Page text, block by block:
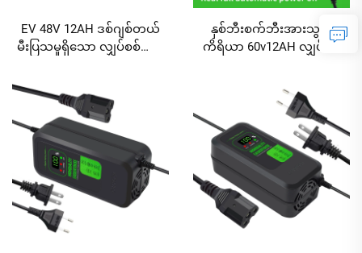
EV 48V 12AH ဒစ်ဂျစ်တယ်
မီးပြသမှုရှိသော လျှပ်စစ်ကား
12V DC လျှပ်စစ်စက်ဘီးအား
သွင်းကိရိယာ ဒစ်ဂျစ်တယ်မီးပြ
သမှုရှိသော ခေါင်းမဲဘက်ထရီ
အားသွင်းကိရိယာ
နှစ်ဘီးစက်ဘီးအားသွင်း
ကိရိယာ 60v12AH လျှပ်စစ်
သော မျက်နှာပြင်ပါရှိ